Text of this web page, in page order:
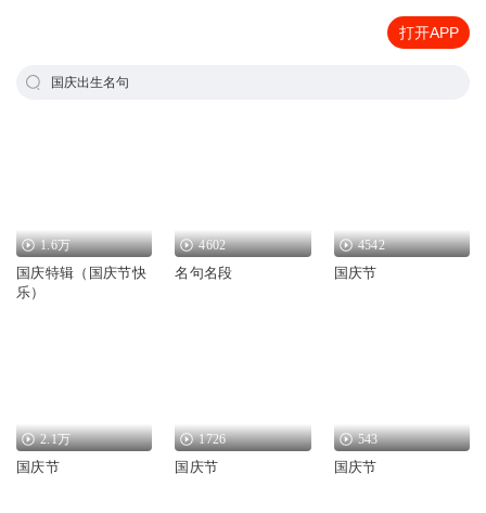
打开APP
国庆出生名句
1.6万
国庆特辑（国庆节快
乐）
4602
名句名段
4542
国庆节
2.1万
国庆节
1726
国庆节
543
国庆节